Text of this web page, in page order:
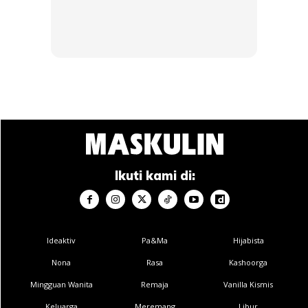
Ads
Ikuti kami di:
Ideaktiv
Nona
Mingguan Wanita
Pa&Ma
Rasa
Remaja
Hijabista
Kashoorga
Vanilla Kismis